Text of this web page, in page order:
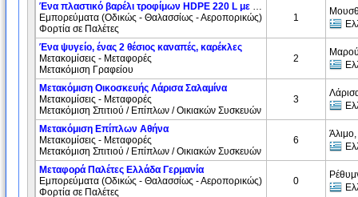
Ένα πλαστικό βαρέλι τροφίμων HDPE 220 L με επιτραπέζιες ελιές σε άλμη, μη επικίνδυνο φορτίο
Εμπορεύματα (Oδικώς - Θαλασσίως - Αεροπορικώς)
Φορτία σε Παλέτες
1
Ένα ψυγείο, ένας 2 θέσιος καναπές, καρέκλες
Μετακομίσεις - Μεταφορές
Μετακόμιση Γραφείου
2
Μετακόμιση Οικοσκευής Λάρισα Σαλαμίνα
Μετακομίσεις - Μεταφορές
Μετακόμιση Σπιτιού / Επίπλων / Οικιακών Συσκευών
3
Μετακόμιση Επίπλων Αθήνα
Μετακομίσεις - Μεταφορές
Μετακόμιση Σπιτιού / Επίπλων / Οικιακών Συσκευών
6
Μεταφορά Παλέτες Ελλάδα Γερμανία
Εμπορεύματα (Oδικώς - Θαλασσίως - Αεροπορικώς)
Φορτία σε Παλέτες
0